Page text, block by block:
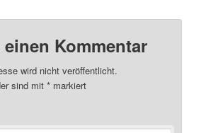
Kommentar
wird nicht veröffentlicht.
sind mit* markiert